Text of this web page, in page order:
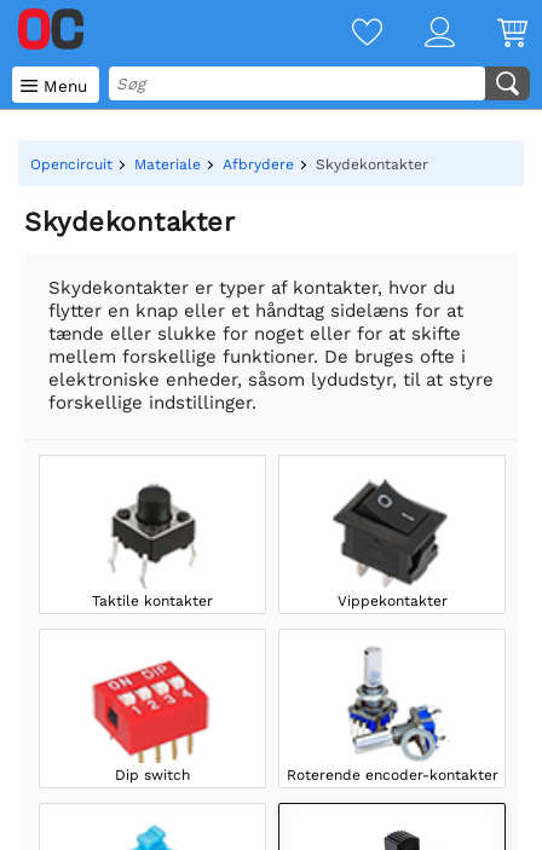
 Menu
Opencircuit Materiale Afbrydere Skydekontakter
Skydekontakter
Skydekontakter er typer af kontakter, hvor du
flytter en knap eller et håndtag sidelæns for at
tænde eller slukke for noget eller for at skifte
mellem forskellige funktioner. De bruges ofte i
elektroniske enheder, såsom lydudstyr, til at styre
forskellige indstillinger.
Taktile kontakter Vippekontakter
Dip switch Roterende encoder-kontakter